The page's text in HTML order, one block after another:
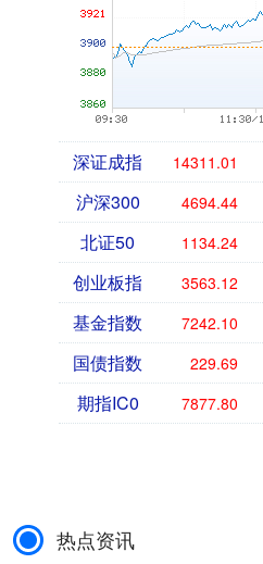
深证成指 14311.01
沪深300 4694.44
北证50 1134.24
创业板指 3563.12
基金指数 7242.10
国债指数 229.69
期指IC0 7877.80
热点资讯